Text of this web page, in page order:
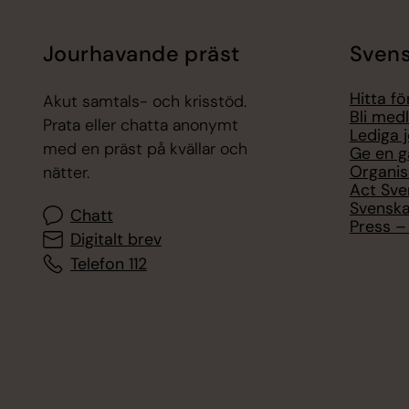
Jourhavande präst
Akut samtals- och krisstöd.
Prata eller chatta anonymt
med en präst på kvällar och
nätter.
Chatt
Digitalt brev
Telefon 112
Hitta
Bli
Lediga
Ge en
Act
Press